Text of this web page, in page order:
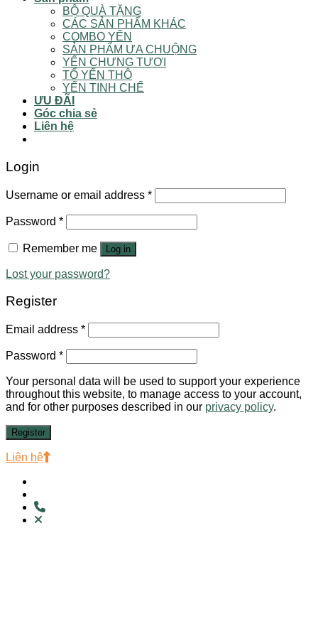
BỘ QUÀ TẶNG
CÁC SẢN PHẨM KHÁC
COMBO YẾN
SẢN PHẨM ƯA CHUỘNG
YẾN CHƯNG TƯƠI
TỔ YẾN THÔ
YẾN TINH CHẾ
ƯU ĐÃI
Góc chia sẻ
Liên hệ
Login
Username or email address *
Password *
Remember me Log in
Lost your password?
Register
Email address *
Password *
Your personal data will be used to support your experience
throughout this website, to manage access to your account,
and for other purposes described in our privacy policy.
Register
Liên hệ